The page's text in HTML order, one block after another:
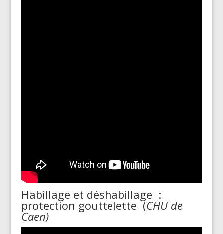
Habillage et déshabillage :
protection gouttelette (CHU de
Caen)